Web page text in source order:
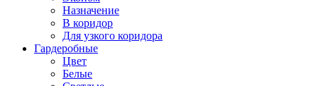
Назначение
В коридор
Для узкого коридора
Гардеробные
Цвет
Белые